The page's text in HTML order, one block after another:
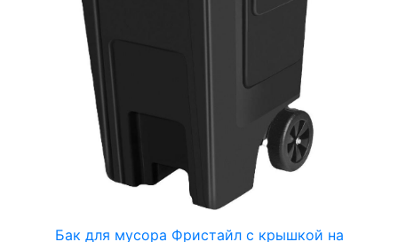
Бак для мусора Фристайл с крышкой на